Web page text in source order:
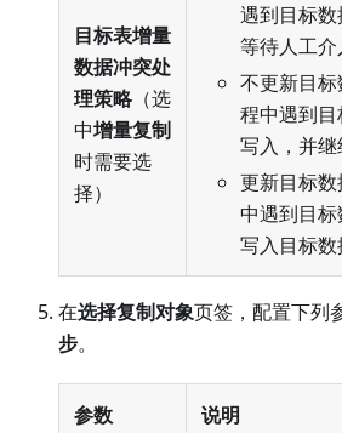
目标表增量
数据冲突处
理策略（选
中增量复制
时需要选
择）
遇到目标数
等待人工介
不更新目
程中遇到
写入，并继
更新目标
中遇到目
写入目标数
在选择复制对象页签，配置下列
步。
参数 说明